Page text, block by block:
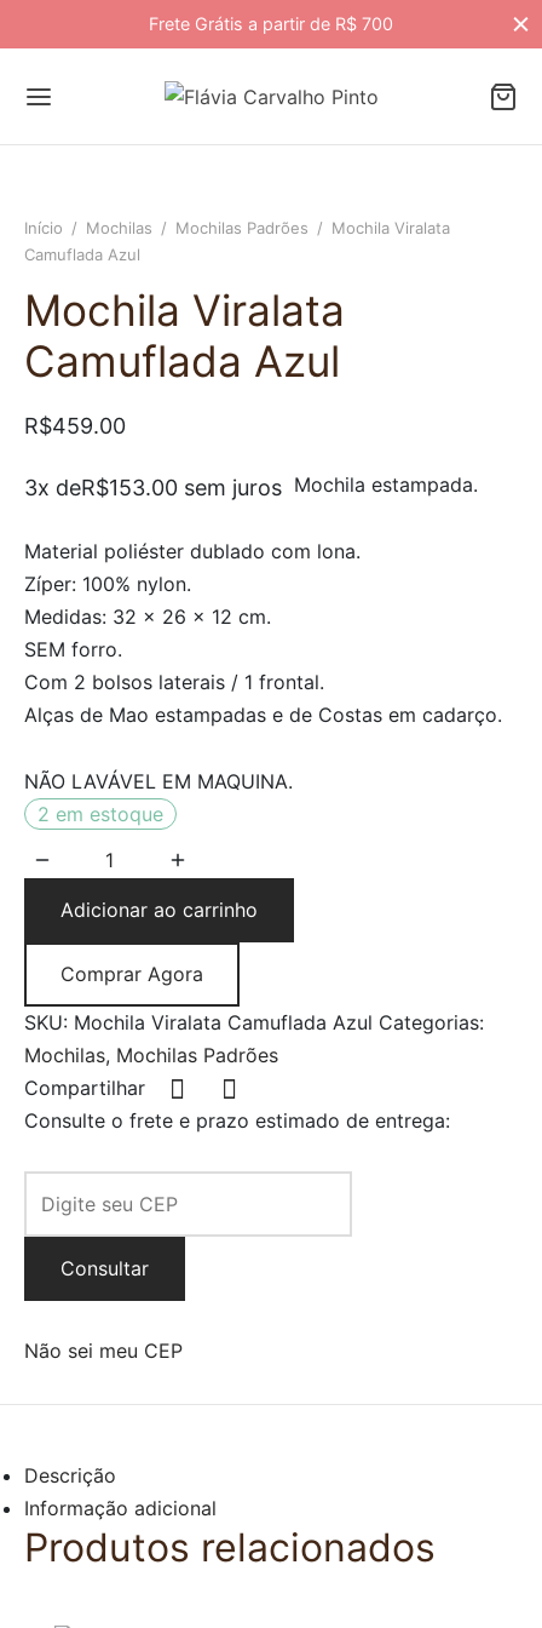
Frete Grátis a partir de R$ 700
Início / Mochilas / Mochilas Padrões / Mochila Viralata
Camuflada Azul
Mochila Viralata
Camuflada Azul
R$459.00
3x deR$153.00 sem juros Mochila estampada.
Material poliéster dublado com lona.
Zíper: 100% nylon.
Medidas: 32 x 26 x 12 cm.
SEM forro.
Com 2 bolsos laterais / 1 frontal.
Alças de Mao estampadas e de Costas em cadarço.
NÃO LAVÁVEL EM MAQUINA.
2 em estoque
Adicionar ao carrinho
Comprar Agora
SKU: Mochila Viralata Camuflada Azul Categorias:
Mochilas, Mochilas Padrões
Compartilhar
Consulte o frete e prazo estimado de entrega:
Consultar
Não sei meu CEP
Descrição
Informação adicional
Produtos relacionados